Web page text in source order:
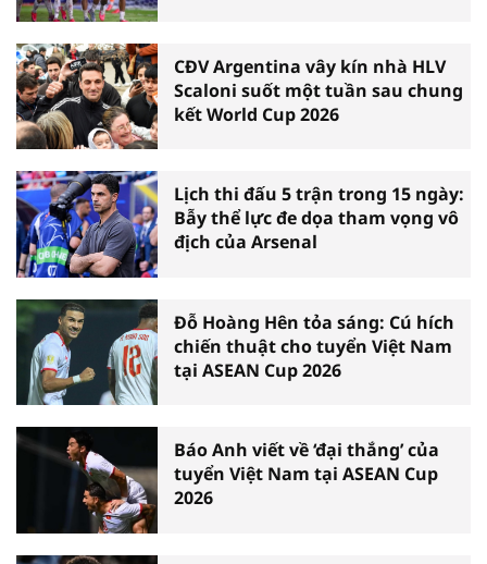
CĐV Argentina vây kín nhà HLV
Scaloni suốt một tuần sau chung
kết World Cup 2026
Lịch thi đấu 5 trận trong 15 ngày:
Bẫy thể lực đe dọa tham vọng vô
địch của Arsenal
Đỗ Hoàng Hên tỏa sáng: Cú hích
chiến thuật cho tuyển Việt Nam
tại ASEAN Cup 2026
Báo Anh viết về ‘đại thắng’ của
tuyển Việt Nam tại ASEAN Cup
2026